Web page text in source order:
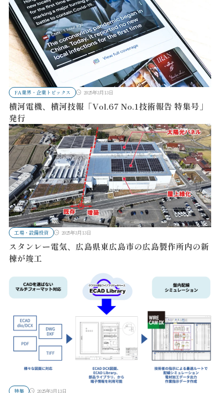
FA業界・企業トピックス 2025年3月13日
横河電機、横河技報「Vol.67 No.1技術報告 特集号」
発行
工場・設備投資 2025年3月13日
スタンレー電気、広島県東広島市の広島製作所内の新
棟が竣工
特集 2025年3月13日